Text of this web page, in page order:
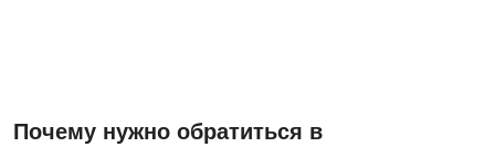
Почему нужно обратиться в